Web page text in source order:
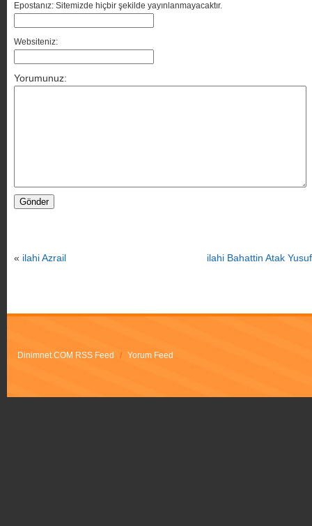
Epostanız: Sitemizde hiçbir şekilde yayınlanmayacaktır.
Websiteniz:
Yorumunuz:
« ilahi Azrail ilahi Bahattin Atak
Dinimnet.COM RSS Feed / Yorum Feed